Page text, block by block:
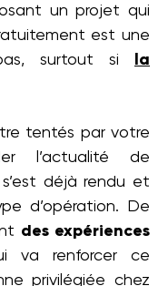
un projet qui
est une
surtout si
la
tentés par votre
l’actualité de
s’est déjà rendu et
d’opération. De
des expériences
va renforcer ce
privilégiée chez